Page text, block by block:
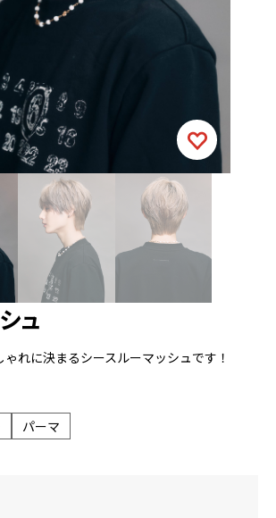
ュ
れに決まるシースルーマッシュです！
パーマ